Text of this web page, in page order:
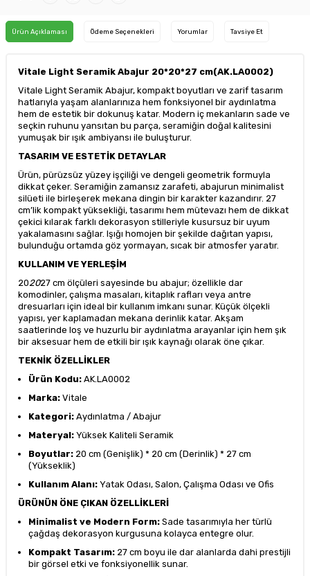
Ürün Açıklaması Ödeme Seçenekleri Yorumlar Tavsiye Et
Vitale Light Seramik Abajur 20*20*27 cm(AK.LA0002)
Vitale Light Seramik Abajur, kompakt boyutları ve zarif tasarım
hatlarıyla yaşam alanlarınıza hem fonksiyonel bir aydınlatma
hem de estetik bir dokunuş katar. Modern iç mekanların sade ve
seçkin ruhunu yansıtan bu parça, seramiğin doğal kalitesini
yumuşak bir ışık ambiyansı ile buluşturur.
TASARIM VE ESTETİK DETAYLAR
Ürün, pürüzsüz yüzey işçiliği ve dengeli geometrik formuyla
dikkat çeker. Seramiğin zamansız zarafeti, abajurun minimalist
silüeti ile birleşerek mekana dingin bir karakter kazandırır. 27
cm’lik kompakt yüksekliği, tasarımı hem mütevazı hem de dikkat
çekici kılarak farklı dekorasyon stilleriyle kusursuz bir uyum
yakalamasını sağlar. Işığı homojen bir şekilde dağıtan yapısı,
bulunduğu ortamda göz yormayan, sıcak bir atmosfer yaratır.
KULLANIM VE YERLEŞİM
202027 cm ölçüleri sayesinde bu abajur; özellikle dar
komodinler, çalışma masaları, kitaplık rafları veya antre
dresuarları için ideal bir kullanım imkanı sunar. Küçük ölçekli
yapısı, yer kaplamadan mekana derinlik katar. Akşam
saatlerinde loş ve huzurlu bir aydınlatma arayanlar için hem şık
bir aksesuar hem de etkili bir ışık kaynağı olarak öne çıkar.
TEKNİK ÖZELLİKLER
Ürün Kodu: AK.LA0002
Marka: Vitale
Kategori: Aydınlatma / Abajur
Materyal: Yüksek Kaliteli Seramik
Boyutlar: 20 cm (Genişlik) * 20 cm (Derinlik) * 27 cm
(Yükseklik)
Kullanım Alanı: Yatak Odası, Salon, Çalışma Odası ve Ofis
ÜRÜNÜN ÖNE ÇIKAN ÖZELLİKLERİ
Minimalist ve Modern Form: Sade tasarımıyla her türlü
çağdaş dekorasyon kurgusuna kolayca entegre olur.
Kompakt Tasarım: 27 cm boyu ile dar alanlarda dahi prestijli
bir görsel etki ve fonksiyonellik sunar.